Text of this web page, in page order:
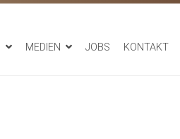
MEDIEN JOBS KONTAKT